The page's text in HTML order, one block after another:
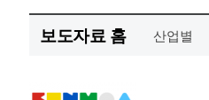
보도자료 홈 산업별